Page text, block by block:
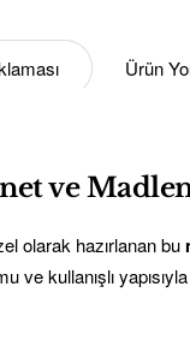
Ürün
ve
olarak hazırlanan bu
ve kullanışlı